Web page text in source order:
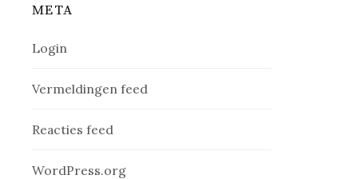
META
Login
Vermeldingen feed
Reacties feed
WordPress.org